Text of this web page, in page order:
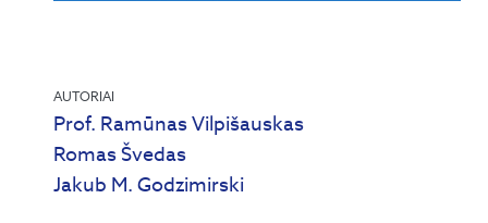
AUTORIAI
Prof. Ramūnas Vilpišauskas
Romas Švedas
Jakub M. Godzimirski